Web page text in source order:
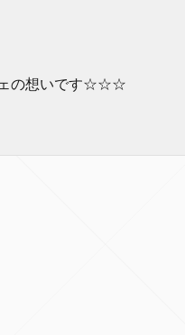
ェの想いです☆☆☆